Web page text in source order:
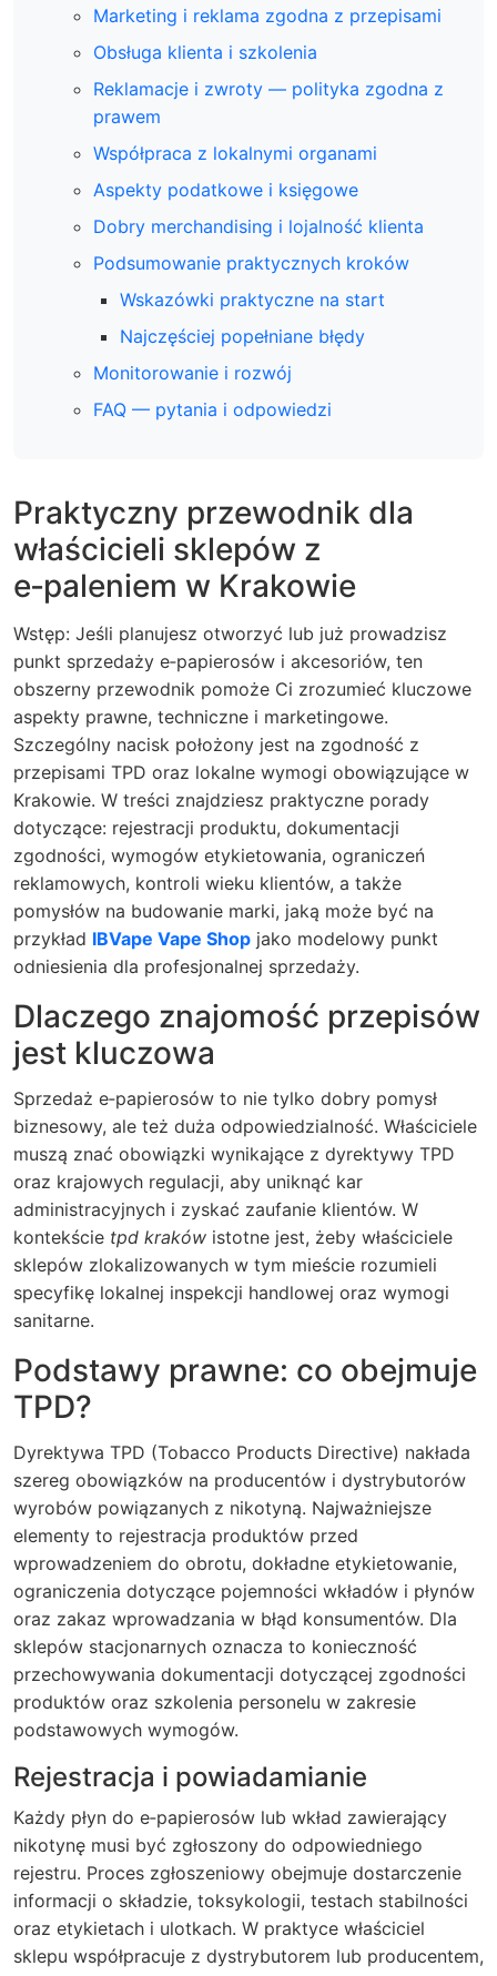
Marketing i reklama zgodna z przepisami
Obsługa klienta i szkolenia
Reklamacje i zwroty — polityka zgodna z
prawem
Współpraca z lokalnymi organami
Aspekty podatkowe i księgowe
Dobry merchandising i lojalność klienta
Podsumowanie praktycznych kroków
Wskazówki praktyczne na start
Najczęściej popełniane błędy
Monitorowanie i rozwój
FAQ — pytania i odpowiedzi
Praktyczny przewodnik dla
właścicieli sklepów z
e‑paleniem w Krakowie
Wstęp: Jeśli planujesz otworzyć lub już prowadzisz
punkt sprzedaży e‑papierosów i akcesoriów, ten
obszerny przewodnik pomoże Ci zrozumieć kluczowe
aspekty prawne, techniczne i marketingowe.
Szczególny nacisk położony jest na zgodność z
przepisami TPD oraz lokalne wymogi obowiązujące w
Krakowie. W treści znajdziesz praktyczne porady
dotyczące: rejestracji produktu, dokumentacji
zgodności, wymogów etykietowania, ograniczeń
reklamowych, kontroli wieku klientów, a także
pomysłów na budowanie marki, jaką może być na
przykład IBVape Vape Shop jako modelowy punkt
odniesienia dla profesjonalnej sprzedaży.
Dlaczego znajomość przepisów
jest kluczowa
Sprzedaż e‑papierosów to nie tylko dobry pomysł
biznesowy, ale też duża odpowiedzialność. Właściciele
muszą znać obowiązki wynikające z dyrektywy TPD
oraz krajowych regulacji, aby uniknąć kar
administracyjnych i zyskać zaufanie klientów. W
kontekście tpd kraków istotne jest, żeby właściciele
sklepów zlokalizowanych w tym mieście rozumieli
specyfikę lokalnej inspekcji handlowej oraz wymogi
sanitarne.
Podstawy prawne: co obejmuje
TPD?
Dyrektywa TPD (Tobacco Products Directive) nakłada
szereg obowiązków na producentów i dystrybutorów
wyrobów powiązanych z nikotyną. Najważniejsze
elementy to rejestracja produktów przed
wprowadzeniem do obrotu, dokładne etykietowanie,
ograniczenia dotyczące pojemności wkładów i płynów
oraz zakaz wprowadzania w błąd konsumentów. Dla
sklepów stacjonarnych oznacza to konieczność
przechowywania dokumentacji dotyczącej zgodności
produktów oraz szkolenia personelu w zakresie
podstawowych wymogów.
Rejestracja i powiadamianie
Każdy płyn do e‑papierosów lub wkład zawierający
nikotynę musi być zgłoszony do odpowiedniego
rejestru. Proces zgłoszeniowy obejmuje dostarczenie
informacji o składzie, toksykologii, testach stabilności
oraz etykietach i ulotkach. W praktyce właściciel
sklepu współpracuje z dystrybutorem lub producentem,